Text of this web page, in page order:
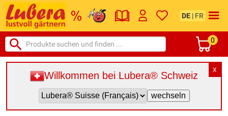
DE | FR
0
X
Willkommen bei Lubera® Schweiz